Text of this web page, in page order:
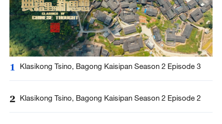
1 Klasikong Tsino, Bagong Kaisipan Season 2 Episode 3
2 Klasikong Tsino, Bagong Kaisipan Season 2 Episode 2